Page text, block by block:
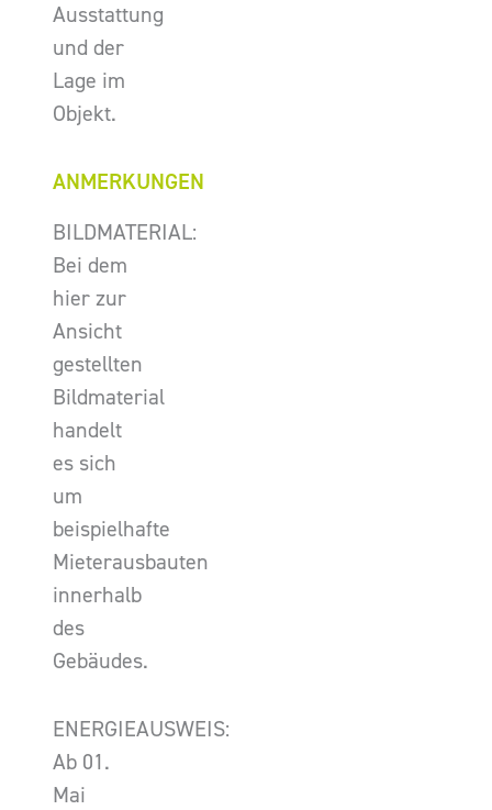
Ausstattung
und der
Lage im
Objekt.
ANMERKUNGEN
BILDMATERIAL:
Bei dem
hier zur
Ansicht
gestellten
Bildmaterial
handelt
es sich
um
beispielhafte
Mieterausbauten
innerhalb
des
Gebäudes.
ENERGIEAUSWEIS:
Ab 01.
Mai